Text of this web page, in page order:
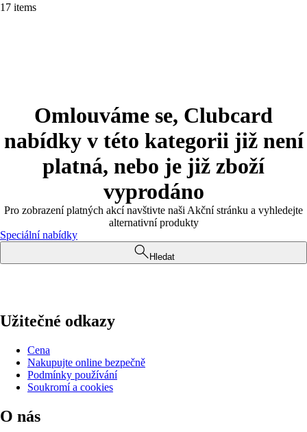
17 items
Omlouváme se, Clubcard
nabídky v této kategorii již není
platná, nebo je již zboží
vyprodáno
Pro zobrazení platných akcí navštivte naši Akční stránku a vyhledejte
alternativní produkty
Speciální nabídky
Hledat
Užitečné odkazy
Cena
Nakupujte online bezpečně
Podmínky používání
Soukromí a cookies
O nás